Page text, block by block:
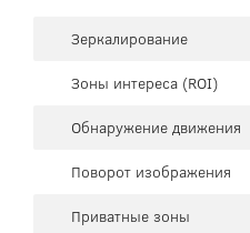
Зеркалирование
Зоны интереса (ROI)
Обнаружение движения
Поворот изображения
Приватные зоны